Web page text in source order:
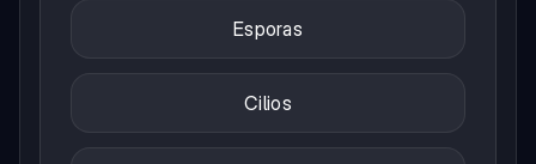
Esporas
Cilios